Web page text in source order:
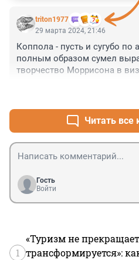
triton1977
29 марта 2024, 21:46
Коппола - пусть и сугубо по
полным образом сумел
творчество Моррисона в
Читать все
Гость
Войти
1
«Туризм не
трансформируется»: